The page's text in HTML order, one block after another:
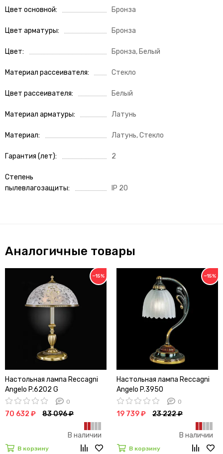
Цвет основной Бронза
Цвет арматуры Бронза
Цвет Бронза, Белый
Материал рассеивателя Стекло
Цвет рассеивателя Белый
Материал арматуры Латунь
Материал Латунь, Стекло
Гарантия (лет) 2
Степень
пылевлагозащиты
IP 20
Аналогичные товары
−15%
Настольная лампа Reccagni
Angelo P.6202 G
0
70 632 ₽ 83 096 ₽
В наличии
В корзину
−15%
Настольная лампа Reccagni
Angelo P.3950
0
19 739 ₽ 23 222 ₽
В наличии
В корзину